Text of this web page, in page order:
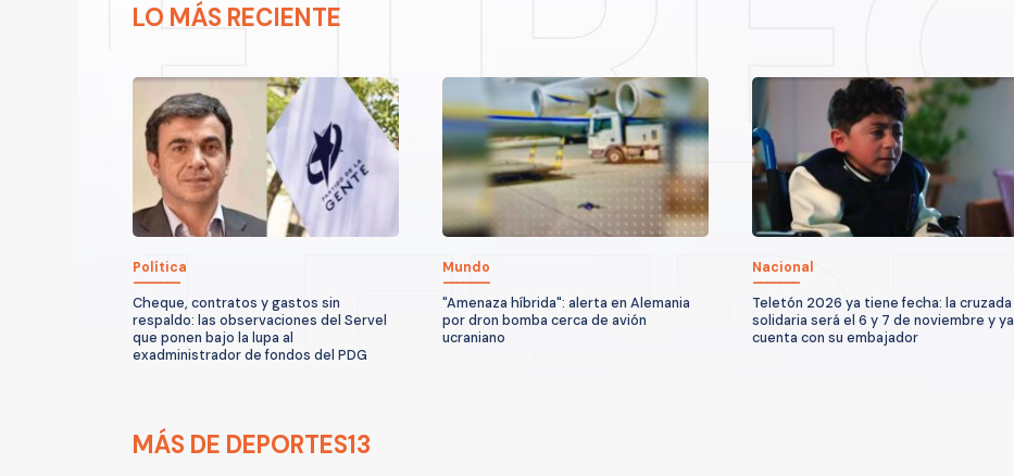
LO MÁS RECIENTE
Política
Cheque, contratos y gastos sin
respaldo: las observaciones del Servel
que ponen bajo la lupa al
exadministrador de fondos del PDG
Mundo
"Amenaza híbrida": alerta en Alemania
por dron bomba cerca de avión
ucraniano
Nacional
Teletón 2026 ya tiene fecha: la cruzada
solidaria será el 6 y 7 de noviembre y ya
cuenta con su embajador
MÁS DE DEPORTES13